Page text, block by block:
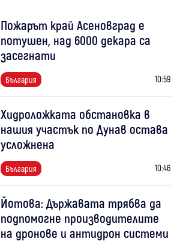
Пожарът край Асеновград е
потушен, над 6000 декара са
засегнати
България 10:59
Хидроложката обстановка в
нашия участък по Дунав остава
усложнена
България 10:46
Йотова: Държавата трябва да
подпомогне производителите
на дронове и антидрон системи